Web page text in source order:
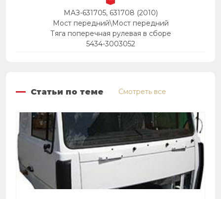
МАЗ-631705, 631708 (2010)
Мост передний\Мост передний
Тяга поперечная рулевая в сборе
5434-3003052
Статьи по теме Смотреть все